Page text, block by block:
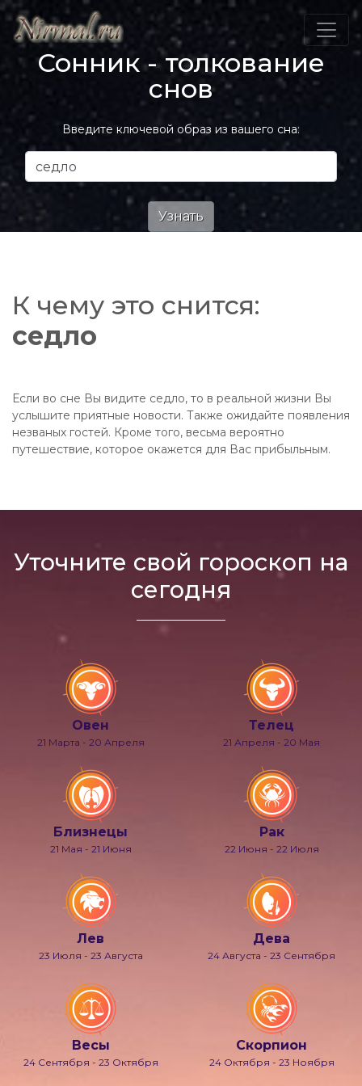
Сонник - толкование
снов
Введите ключевой образ из вашего сна:
К чему это снится:
седло
Если во сне Вы видите седло, то в реальной жизни Вы
услышите приятные новости. Также ожидайте появления
незваных гостей. Кроме того, весьма вероятно
путешествие, которое окажется для Вас прибыльным.
Уточните свой гороскоп на
сегодня
Овен
21 Марта - 20 Апреля
Телец
21 Апреля - 20 Мая
Близнецы
21 Мая - 21 Июня
Рак
22 Июня - 22 Июля
Лев
23 Июля - 23 Августа
Дева
24 Августа - 23 Сентября
Весы
24 Сентября - 23 Октября
Скорпион
24 Октября - 23 Ноября